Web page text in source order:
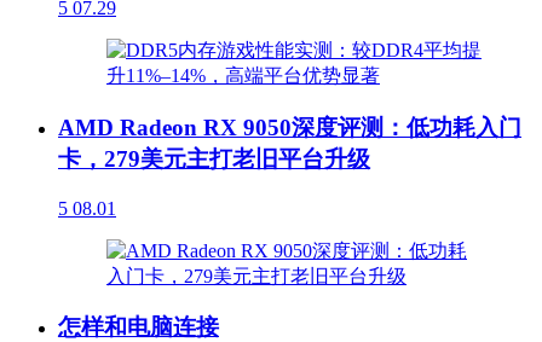
5 07.29
AMD Radeon RX 9050深度评测：低功耗入门
卡，279美元主打老旧平台升级
5 08.01
怎样和电脑连接